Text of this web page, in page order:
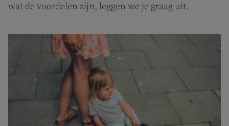
wat de voordelen zijn, leggen we je graag uit.